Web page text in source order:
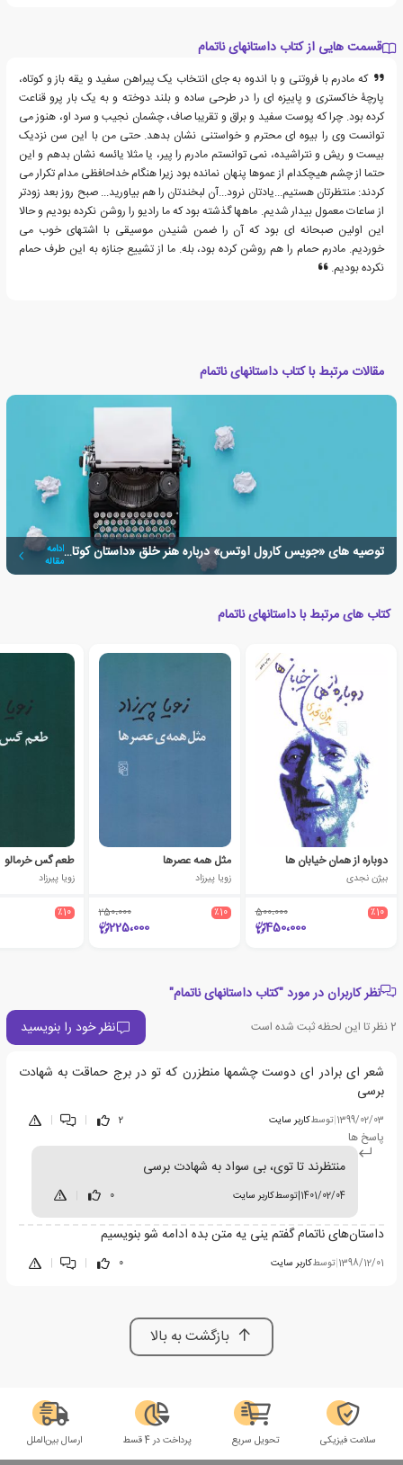
قسمت هایی از کتاب داستانهای ناتمام
که مادرم با فروتنی و با اندوه به جای انتخاب یک پیراهن سفید و یقه باز و کوتاه،
پارچۀ خاکستری و پاییزه ای را در طرحی ساده و بلند دوخته و به یک بار پرو قناعت
کرده بود. چرا که پوست سفید و براق و تقریبا صاف، چشمان نجیب و سرد او، هنوز می
توانست وی را بیوه ای محترم و خواستنی نشان بدهد. حتی من با این سن نزدیک
بیست و ریش و نتراشیده، نمی توانستم مادرم را پیر، یا مثلا یائسه نشان بدهم و این
حتما از چشم هیچکدام از عموها پنهان نمانده بود زیرا هنگام خداحافظی مدام تکرار می
کردند: منتظرتان هستیم...یادتان نرود...آن لبخندتان را هم بیاورید... صبح روز بعد زودتر
از ساعات معمول بیدار شدیم. ماهها گذشته بود که ما رادیو را روشن نکرده بودیم و حالا
این اولین صبحانه ای بود که آن را ضمن شنیدن موسیقی با اشتهای خوب می
خوردیم. مادرم حمام را هم روشن کرده بود، بله. ما از تشییع جنازه به این طرف حمام
نکرده بودیم.
مقالات مرتبط با کتاب داستانهای ناتمام
توصیه های «جویس کارول اوتس» درباره هنر خلق «داستان کوتاه»ادامه
مقاله
کتاب های مرتبط با داستانهای ناتمام
دوباره از همان خیابان ها
بیژن نجدی
٪10 500،000
450،000
مثل همه عصرها
زویا پیرزاد
٪10 250،000
225،000
طعم گس خرمالو
زویا پیرزاد
٪10
نظر کاربران در مورد "کتاب داستانهای ناتمام"
2نظر تا این لحظه ثبت شده است نظر خود را بنویسید
شعر ای برادر ای دوست چشمها منطزرن که تو در برج حماقت به شهادت
برسی
1399/02/03
|توسطکاربر سایت 2
|
|
پاسخ ها
منتظرند تا توی، بی سواد به شهادت برسی
1401/02/04
|توسطکاربر سایت 0
داستان‌های ناتمام گفتم ینی یه متن بده ادامه شو بنویسیم
1398/12/01
|توسطکاربر سایت 0
|
|
بازگشت به بالا
سلامت فیزیکی تحویل سریع پرداخت در 4 قسط ارسال بین‌الملل